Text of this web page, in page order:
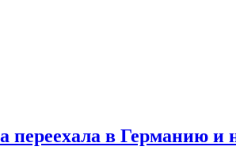
переехала в Германию